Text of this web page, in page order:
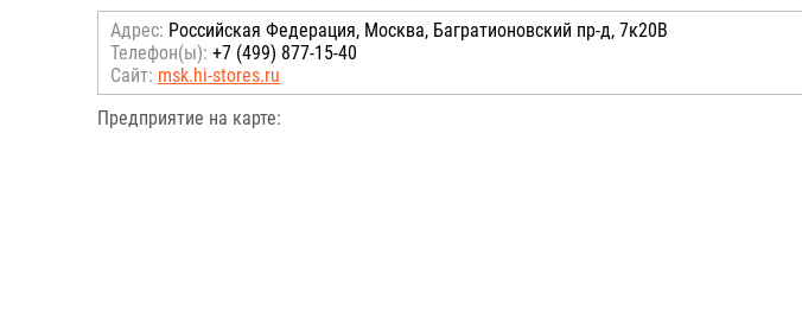
Адрес: Российcкая Федерация, Москва, Багратионовский пр-д, 7к20В
Телефон(ы): +7 (499) 877-15-40
Сайт: msk.hi-stores.ru
Предприятие на карте: